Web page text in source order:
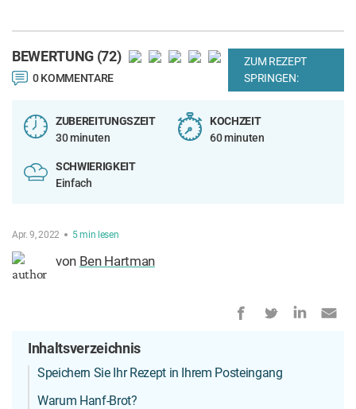
BEWERTUNG (72)
0 KOMMENTARE
ZUM REZEPT
SPRINGEN:
ZUBEREITUNGSZEIT
30 minuten
KOCHZEIT
60 minuten
SCHWIERIGKEIT
Einfach
Apr. 9, 2022 5min lesen
von Ben Hartman
Inhaltsverzeichnis
Speichern Sie Ihr Rezept in Ihrem Posteingang
Warum Hanf-Brot?